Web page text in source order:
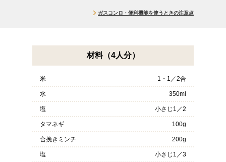
ガスコンロ・便利機能を使うときの注意点
材料（4人分）
米 1・1／2合
水 350ml
塩 小さじ1／2
タマネギ 100g
合挽きミンチ 200g
塩 小さじ1／3